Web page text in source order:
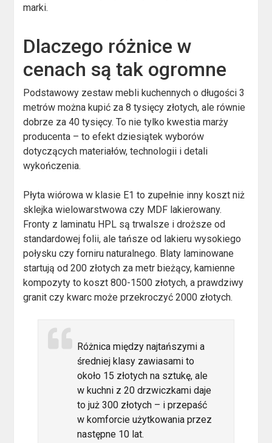
marki.
Dlaczego różnice w
cenach są tak ogromne
Podstawowy zestaw mebli kuchennych o długości 3
metrów można kupić za 8 tysięcy złotych, ale równie
dobrze za 40 tysięcy. To nie tylko kwestia marży
producenta – to efekt dziesiątek wyborów
dotyczących materiałów, technologii i detali
wykończenia.
Płyta wiórowa w klasie E1 to zupełnie inny koszt niż
sklejka wielowarstwowa czy MDF lakierowany.
Fronty z laminatu HPL są trwalsze i droższe od
standardowej folii, ale tańsze od lakieru wysokiego
połysku czy forniru naturalnego. Blaty laminowane
startują od 200 złotych za metr bieżący, kamienne
kompozyty to koszt 800-1500 złotych, a prawdziwy
granit czy kwarc może przekroczyć 2000 złotych.
Różnica między najtańszymi a
średniej klasy zawiasami to
około 15 złotych na sztukę, ale
w kuchni z 20 drzwiczkami daje
to już 300 złotych – i przepaść
w komforcie użytkowania przez
następne 10 lat.